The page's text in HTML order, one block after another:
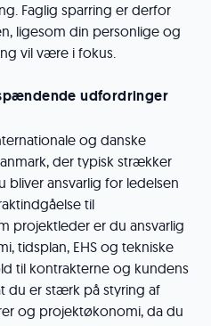
Faglig sparring er derfor
ligesom din personlige og
vil være i fokus.
udfordringer
og danske
der typisk strækker
bliver ansvarlig for ledelsen
til
projektleder er du ansvarlig
tidsplan, EHS og tekniske
til kontrakterne og kundens
du er stærk på styring af
og projektøkonomi, da du